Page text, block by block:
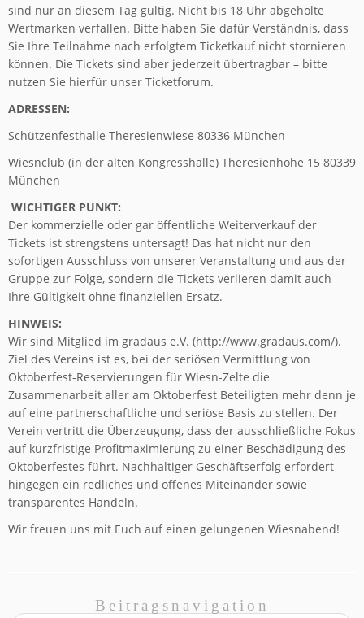
sind nur an diesem Tag gültig. Nicht bis 18 Uhr abgeholte
Wertmarken verfallen. Bitte haben Sie dafür Verständnis, dass
Sie Ihre Teilnahme nach erfolgtem Ticketkauf nicht stornieren
können. Die Tickets sind aber jederzeit übertragbar – bitte
nutzen Sie hierfür unser Ticketforum.
ADRESSEN:
Schützenfesthalle Theresienwiese 80336 München
Wiesnclub (in der alten Kongresshalle) Theresienhöhe 15 80339
München
WICHTIGER PUNKT:
Der kommerzielle oder gar öffentliche Weiterverkauf der
Tickets ist strengstens untersagt! Das hat nicht nur den
sofortigen Ausschluss von unserer Veranstaltung und aus der
Gruppe zur Folge, sondern die Tickets verlieren damit auch
Ihre Gültigkeit ohne finanziellen Ersatz.
HINWEIS:
Wir sind Mitglied im gradaus e.V. (http://www.gradaus.com/).
Ziel des Vereins ist es, bei der seriösen Vermittlung von
Oktoberfest-Reservierungen für Wiesn-Zelte die
Zusammenarbeit aller am Oktoberfest Beteiligten mehr denn je
auf eine partnerschaftliche und seriöse Basis zu stellen. Der
Verein vertritt die Überzeugung, dass der ausschließliche Fokus
auf kurzfristige Profitmaximierung zu einer Beschädigung des
Oktoberfestes führt. Nachhaltiger Geschäftserfolg erfordert
hingegen ein redliches und offenes Miteinander sowie
transparentes Handeln.
Wir freuen uns mit Euch auf einen gelungenen Wiesnabend!
Beitragsnavigation